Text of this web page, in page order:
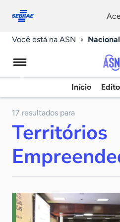
conosco
Você está na ASN Nacional
Início
17 resultados para
Territórios